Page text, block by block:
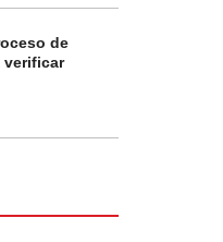
de
verificar